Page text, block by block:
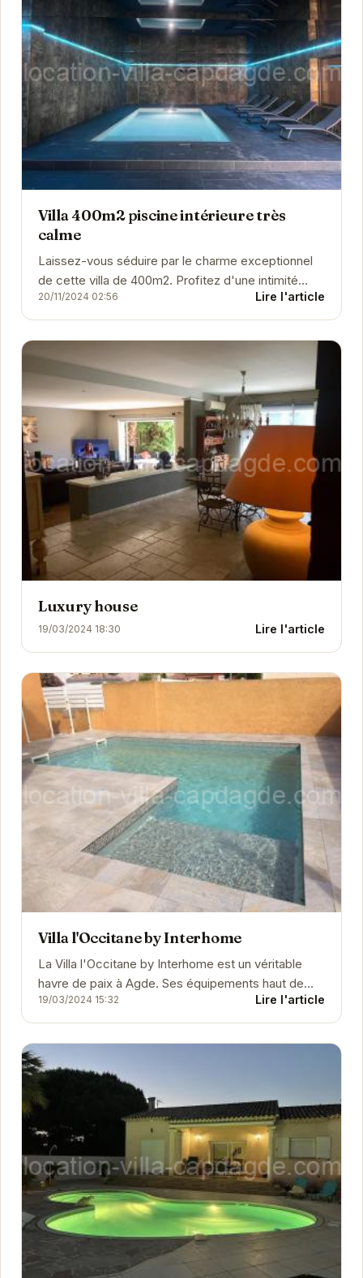
Villa 400m2 piscine intérieure très
calme
Laissez-vous séduire par le charme exceptionnel
de cette villa de 400m2. Profitez d'une intimité
absolue grâce à sa piscine intérieure, idéale...
20/11/2024 02:56 Lire l'article
Luxury house
19/03/2024 18:30 Lire l'article
Villa l'Occitane by Interhome
La Villa l'Occitane by Interhome est un véritable
havre de paix à Agde. Ses équipements haut de
gamme, incluant une piscine extérieure, un...
19/03/2024 15:32 Lire l'article